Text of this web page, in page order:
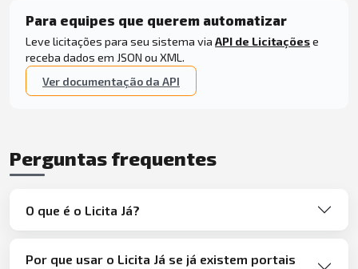
Para equipes que querem automatizar
Leve licitações para seu sistema via API de Licitaçõese
receba dados em JSON ou XML.
Ver documentação da API
Perguntas frequentes
O que é o Licita Já?
Por que usar o Licita Já se já existem portais